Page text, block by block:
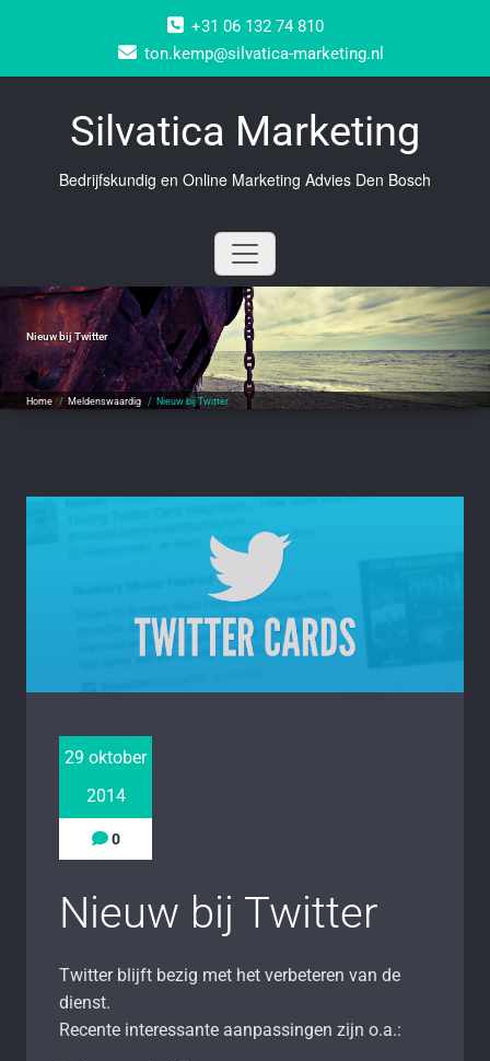
+31 06 132 74 810
ton.kemp@silvatica-marketing.nl
Silvatica Marketing
Bedrijfskundig en Online Marketing Advies Den Bosch
Nieuw bij Twitter
Home / Meldenswaardig / Nieuw bij Twitter
29 oktober
2014
0
Nieuw bij Twitter
Twitter blijft bezig met het verbeteren van de
dienst.
Recente interessante aanpassingen zijn o.a.: